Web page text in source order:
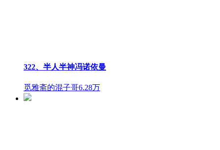
322、半人半神冯诺依曼
觅雅斋的混子哥6.28万